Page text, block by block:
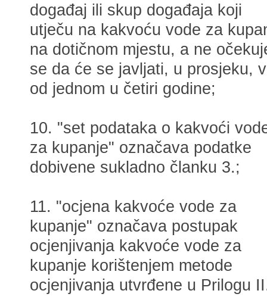
događaj ili skup događaja koji
utječu na kakvoću vode za
na dotičnom mjestu, a ne
se da će se javljati, u prosjeku,
od jednom u četiri godine;
10. "set podataka o kakvoći
za kupanje" označava podatke
dobivene sukladno članku 3.;
11. "ocjena kakvoće vode za
kupanje" označava postupak
ocjenjivanja kakvoće vode za
kupanje korištenjem metode
ocjenjivanja utvrđene u Prilogu